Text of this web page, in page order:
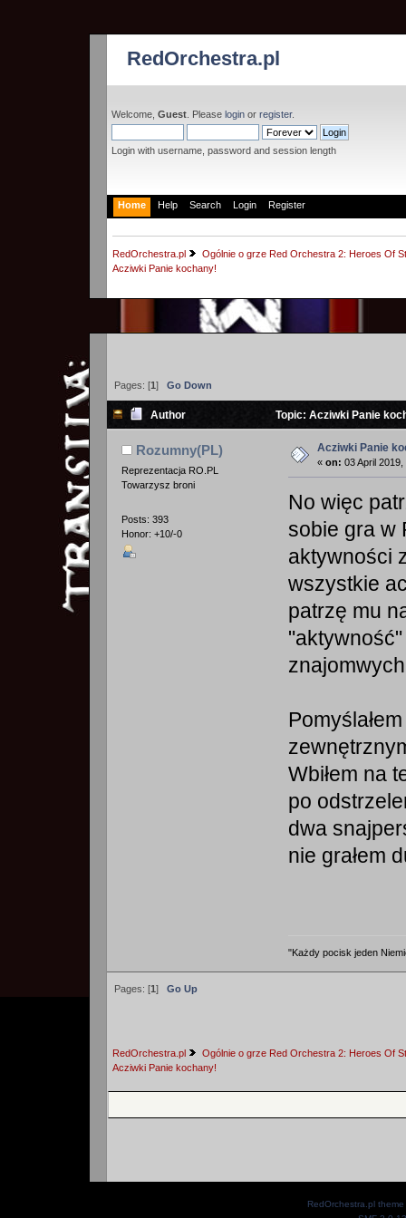
RedOrchestra.pl
Welcome, Guest. Please login or register.
Login with username, password and session length
Home Help Search Login Register
RedOrchestra.pl
Ogólnie o grze Red Orchestra 2: Heroes Of
Acziwki Panie kochany!
Pages: [1] Go Down
Author Topic: Acziwki Panie
Rozumny(PL)
Reprezentacja RO.PL
Towarzysz broni
Posts: 393
Honor: +10/-0
Acziwki Panie
« on: 03 April
No więc
sobie gra w
aktywności
wszystkie
patrzę mu
Wbiłem na
po
dwa
nie grałem
"Każdy pocisk jeden
Pages: [1] Go Up
RedOrchestra.pl
Ogólnie o grze Red Orchestra 2: Heroes Of
Acziwki Panie kochany!
RedOrchestra.pl